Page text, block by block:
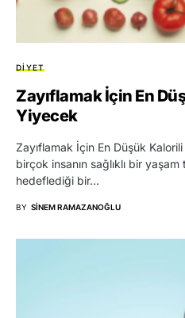
DIYET
Zayıflamak İçin En
Yiyecek
Zayıflamak İçin En Düşük
birçok insanın sağlıklı bir
hedeflediği bir…
BY SINEM RAMAZANOĞLU